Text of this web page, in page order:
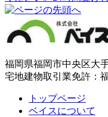
福岡県福岡市中央区大
宅地建物取引業免許：
トップページ
ベイスについて